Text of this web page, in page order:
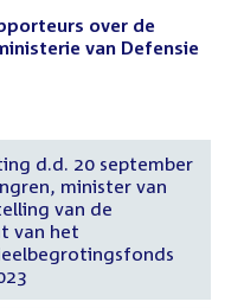
over de
van Defensie
d.d. 20 september
minister van
van de
van het